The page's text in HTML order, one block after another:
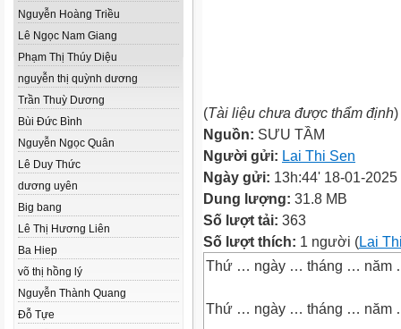
Nguyễn Hoàng Triều
Lê Ngọc Nam Giang
Phạm Thị Thúy Diệu
nguyễn thị quỳnh dương
Trần Thuỳ Dương
Bùi Đức Bình
Nguyễn Ngọc Quân
Lê Duy Thức
dương uyên
Big bang
Lê Thị Hương Liên
Ba Hiep
võ thị hồng lý
Nguyễn Thành Quang
Đỗ Tựe
(Tài liệu chưa được thẩm định)
Nguồn: SƯU TẦM
Người gửi: Lai Thi Sen
Ngày gửi: 13h:44' 18-01-2025
Dung lượng: 31.8 MB
Số lượt tải: 363
Số lượt thích: 1 người (Lai
Thứ … ngày … tháng … năm
Thứ … ngày … tháng … năm